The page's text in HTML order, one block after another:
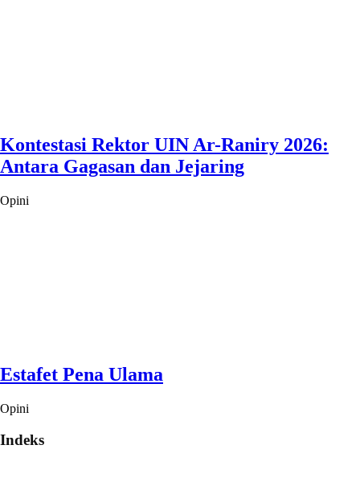
Kontestasi Rektor UIN Ar-Raniry 2026:
Antara Gagasan dan Jejaring
Opini
Estafet Pena Ulama
Opini
Indeks